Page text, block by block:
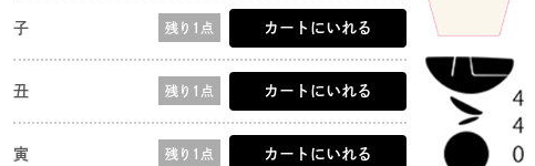
子 残り1点 カートにいれる
丑 残り1点 カートにいれる
寅 残り1点 カートにいれる